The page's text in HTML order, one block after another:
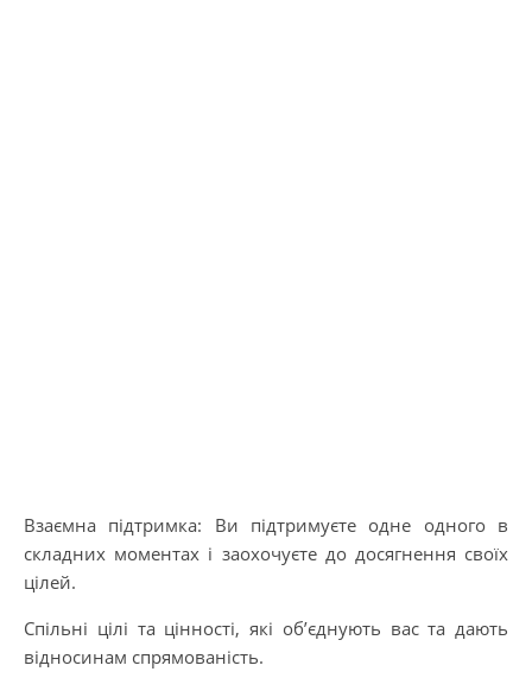
Взаємна підтримка: Ви підтримуєте одне одного в
складних моментах і заохочуєте до досягнення своїх
цілей.
Спільні цілі та цінності, які об’єднують вас та дають
відносинам спрямованість.